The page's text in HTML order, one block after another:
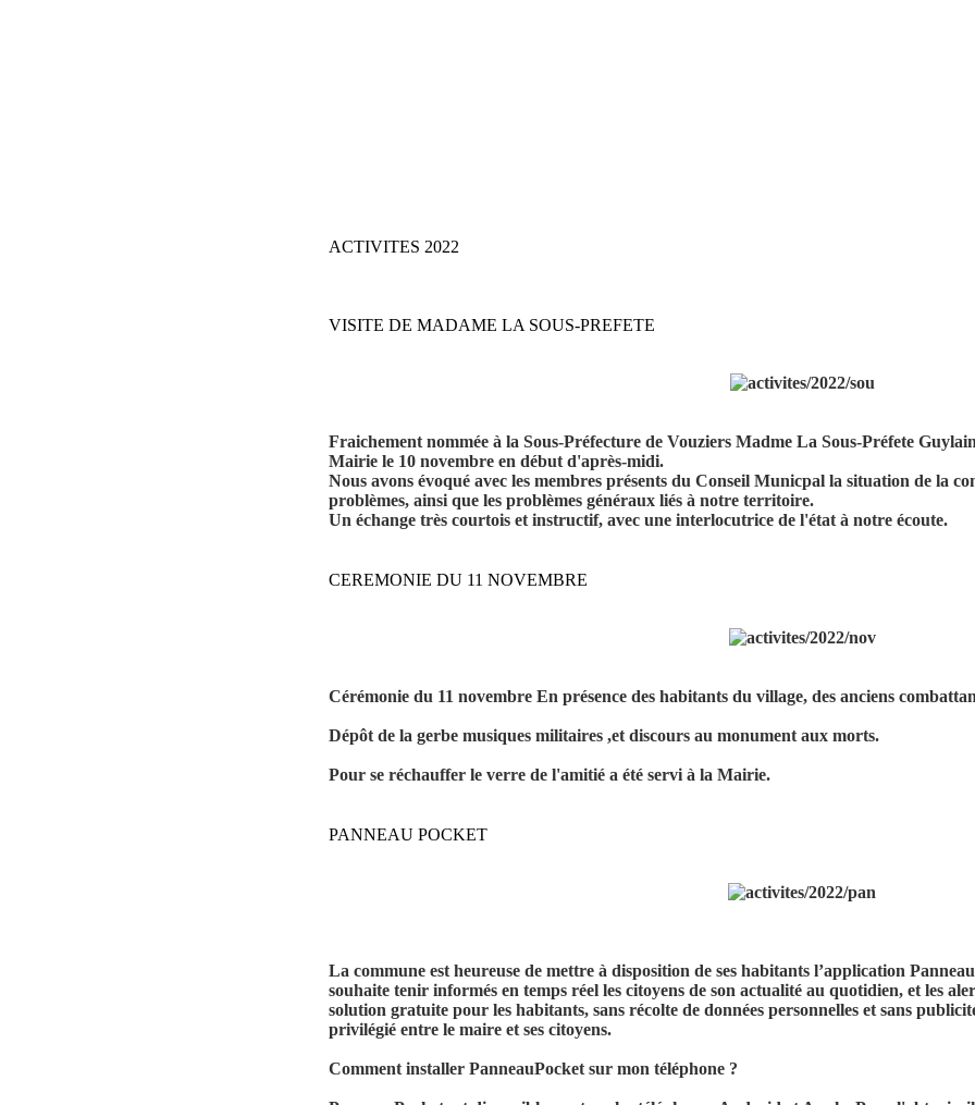
ACTIVITES 2022
VISITE DE MADAME LA SOUS-PREFETE
Fraichement nommée à la Sous-Préfecture de Vouziers Madme La Sous-Préfete
Mairie le 10 novembre en début d'après-midi.
Nous avons évoqué avec les membres présents du Conseil Municpal la situation de la
problèmes, ainsi que les problèmes généraux liés à notre territoire.
Un échange très courtois et instructif, avec une interlocutrice de l'état à notre écoute.
CEREMONIE DU 11 NOVEMBRE
Cérémonie du 11 novembre En présence des habitants du village, des anciens
Dépôt de la gerbe musiques militaires ,et discours au monument aux morts.
Pour se réchauffer le verre de l'amitié a été servi à la Mairie.
PANNEAU POCKET
La commune est heureuse de mettre à disposition de ses habitants l’application
souhaite tenir informés en temps réel les citoyens de son actualité au quotidien, et les
solution gratuite pour les habitants, sans récolte de données personnelles et sans
privilégié entre le maire et ses citoyens.
Comment installer PanneauPocket sur mon téléphone ?